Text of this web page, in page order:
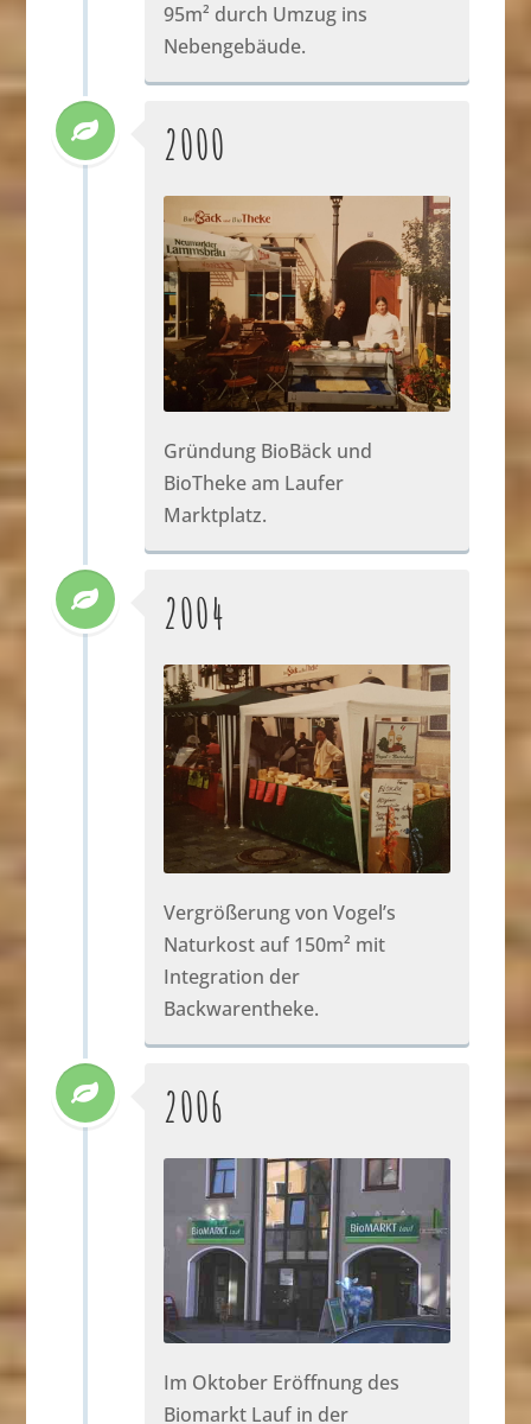
95m² durch Umzug ins
Nebengebäude.
2000
Gründung BioBäck und
BioTheke am Laufer
Marktplatz.
2004
Vergrößerung von Vogel’s
Naturkost auf 150m² mit
Integration der
Backwarentheke.
2006
Im Oktober Eröffnung des
Biomarkt Lauf in der